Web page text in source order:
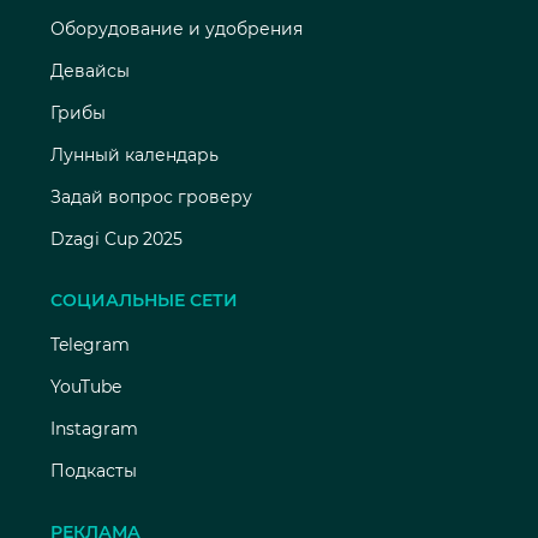
Оборудование и удобрения
Девайсы
Грибы
Лунный календарь
Задай вопрос гроверу
Dzagi Cup 2025
СОЦИАЛЬНЫЕ СЕТИ
Telegram
YouTube
Instagram
Подкасты
РЕКЛАМА